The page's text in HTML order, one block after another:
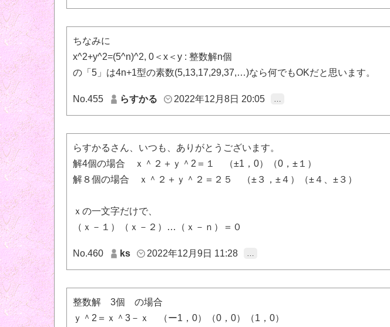
ちなみに
x^2+y^2=(5^n)^2, 0＜x＜y : 整数解n個
の「5」は4n+1型の素数(5,13,17,29,37,…)なら何でもOKだと思います。
No.455 らすかる 2022年12月8日 20:05 …
らすかるさん、いつも、ありがとうございます。
解4個の場合 ｘ＾２＋ｙ＾2＝１ （±1，0）（0，±１）
解８個の場合 ｘ＾２＋ｙ＾２＝２５ （±３，±４）（±４、±３）
ｘの一文字だけで、
（ｘ－１）（ｘ－２）…（ｘ－ｎ）＝０
No.460 ks 2022年12月9日 11:28 …
整数解 3個 の場合
ｙ＾2＝ｘ＾3－ｘ （ー1，0）（0，0）（1，0）